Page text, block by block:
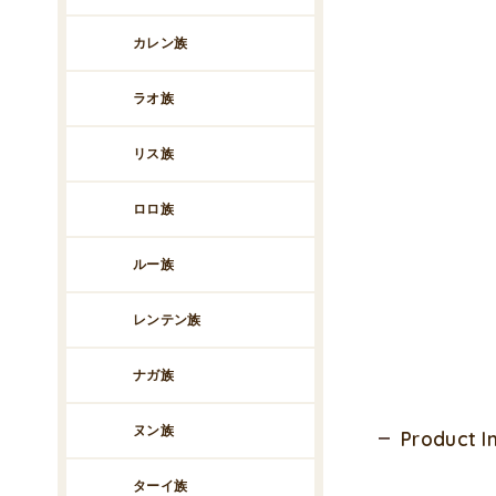
Product
カレン族
ラオ族
リス族
ロロ族
ルー族
レンテン族
ナガ族
ヌン族
ターイ族